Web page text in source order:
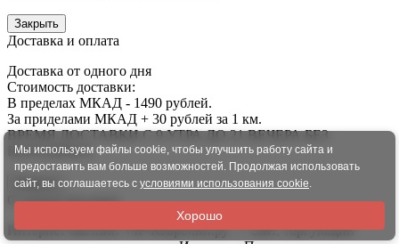
Закрыть
Доставка и оплата
Доставка от одного дня
Стоимость доставки:
В пределах МКАД - 1490 рублей.
За приделами МКАД + 30 рублей за 1 км.
ВРЕМЯ ДОСТАВКИ С 9 УТРА ДО 21 ВЕЧЕРА БЕЗ
ВЫХОДНЫХ.
Закрыть
О нашем магазине
Интернет-магазин VIP-Ковролин.ру — сайт, торгующий
Мы используем файлы cookie, чтобы улучшить работу сайта и
предоставить вам больше возможностей. Продолжая использовать
сайт, вы соглашаетесь с условиями использования cookie.
Хорошо